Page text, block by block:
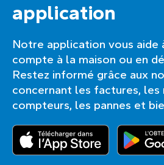
application
Notre application vous aide
compte à la maison ou en
Restez informé grâce aux
concernant les factures, les
compteurs, les pannes et